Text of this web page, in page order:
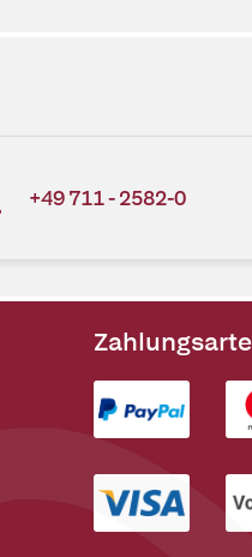
+49 711 - 2582-0